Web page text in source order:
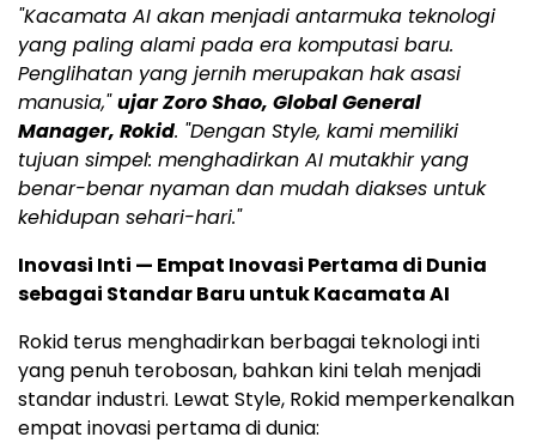
"Kacamata AI akan menjadi antarmuka teknologi
yang paling alami pada era komputasi baru.
Penglihatan yang jernih merupakan hak asasi
manusia,"ujarZoro Shao, Global General
Manager, Rokid. "Dengan Style, kami memiliki
tujuan simpel: menghadirkan AI mutakhir yang
benar-benar nyaman dan mudah diakses untuk
kehidupan sehari-hari."
Inovasi Inti — Empat Inovasi Pertama di Dunia
sebagai Standar Baru untuk Kacamata AI
Rokid terus menghadirkan berbagai teknologi inti
yang penuh terobosan, bahkan kini telah menjadi
standar industri. Lewat Style, Rokid memperkenalkan
empat inovasi pertama di dunia: